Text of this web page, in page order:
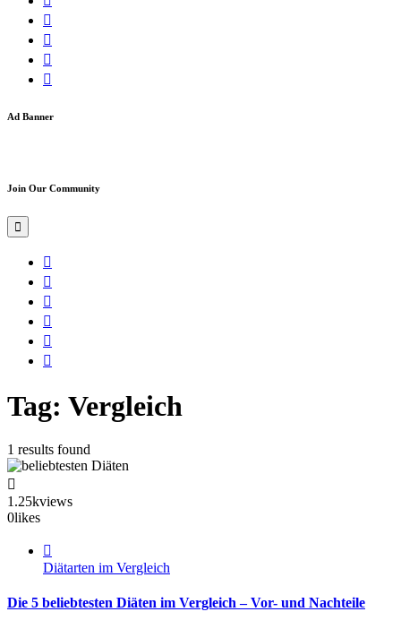
Ad Banner
Join Our Community
Tag: Vergleich
1 results found
1.25kviews
0likes
Diätarten im Vergleich
Die 5 beliebtesten Diäten im Vergleich – Vor- und Nachteile